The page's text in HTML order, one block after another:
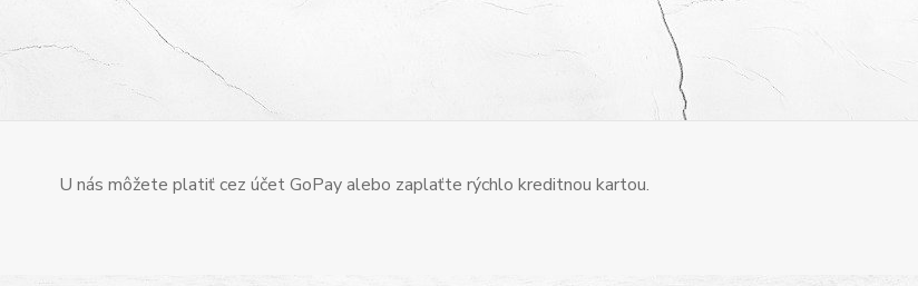
U nás môžete platiť cez účet GoPay alebo zaplaťte rýchlo kreditnou kartou.